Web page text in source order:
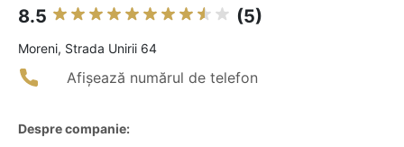
8.5 (5)
Moreni, Strada Unirii 64
Afișează numărul de telefon
Despre companie: